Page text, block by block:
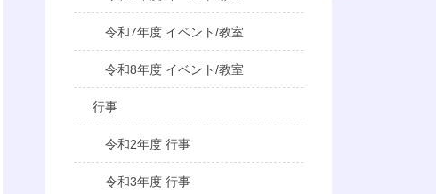
令和7年度 イベント/教室
令和8年度 イベント/教室
行事
令和2年度 行事
令和3年度 行事